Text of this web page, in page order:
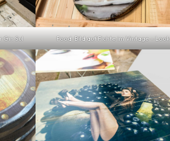
Gin Sul Food-Bild auf Fichte im Vintage – Look